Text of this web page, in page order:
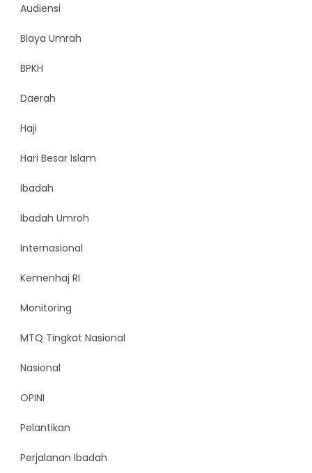
Audiensi
Biaya Umrah
BPKH
Daerah
Haji
Hari Besar Islam
Ibadah
Ibadah Umroh
Internasional
Kemenhaj RI
Monitoring
MTQ Tingkat Nasional
Nasional
OPINI
Pelantikan
Perjalanan Ibadah